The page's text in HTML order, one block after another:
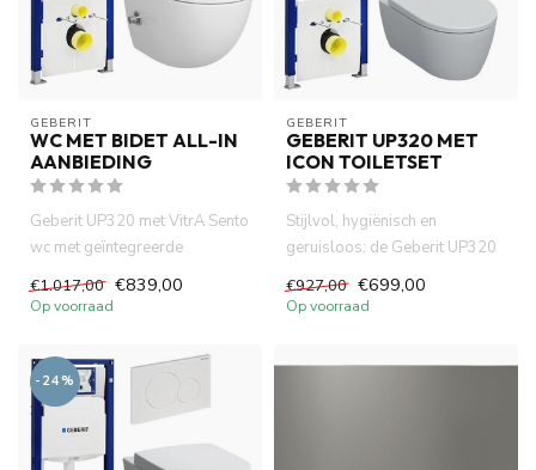
GEBERIT
WC MET BIDET ALL-IN
AANBIEDING
Geberit UP320 met VitrA Sento
wc met geïntegreerde
bidetfunctie. All-in toiletse...
€1.017,00 €839,00
Op voorraad
GEBERIT
GEBERIT UP320 MET
ICON TOILETSET
Stijlvol, hygiënisch en
geruisloos: de Geberit UP320
toiletset met softclose en ...
€927,00 €699,00
Op voorraad
-24%